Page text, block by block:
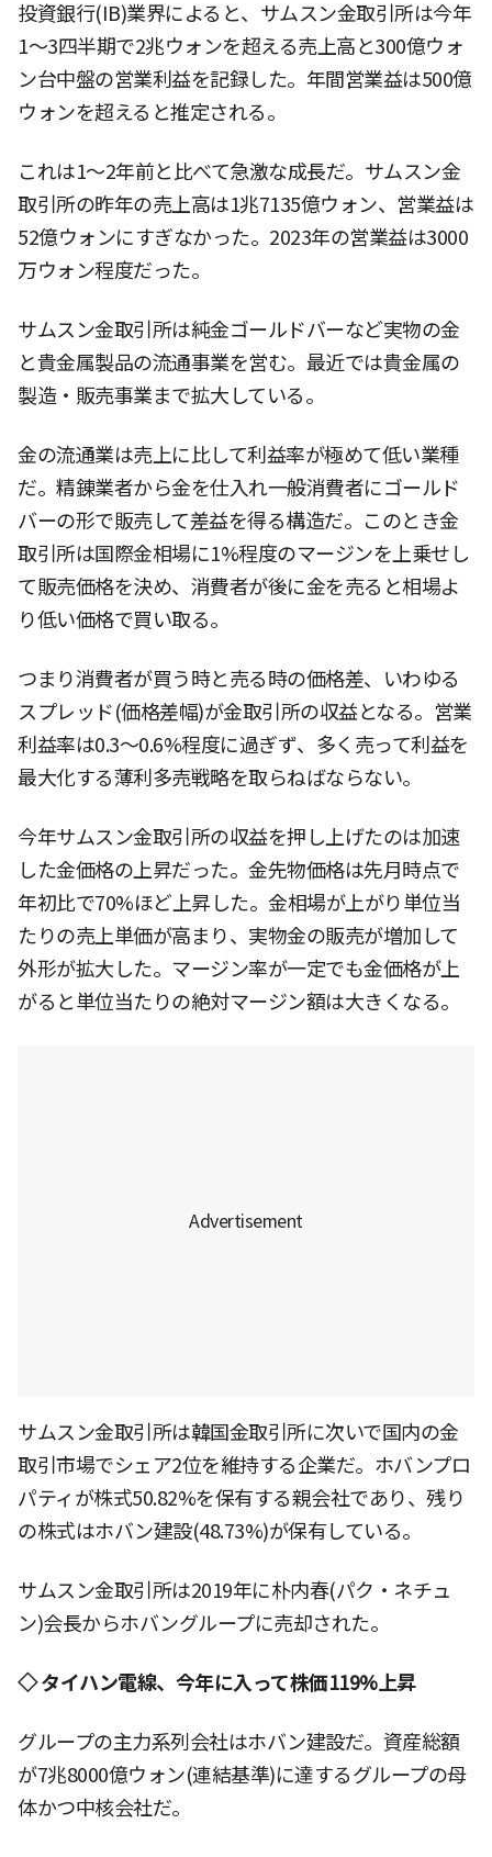
投資銀行(IB)業界によると、サムスン金取引所は今年
1〜3四半期で2兆ウォンを超える売上高と300億ウォ
ン台中盤の営業利益を記録した。年間営業益は500億
ウォンを超えると推定される。
これは1〜2年前と比べて急激な成長だ。サムスン金
取引所の昨年の売上高は1兆7135億ウォン、営業益は
52億ウォンにすぎなかった。2023年の営業益は3000
万ウォン程度だった。
サムスン金取引所は純金ゴールドバーなど実物の金
と貴金属製品の流通事業を営む。最近では貴金属の
製造・販売事業まで拡大している。
金の流通業は売上に比して利益率が極めて低い業種
だ。精錬業者から金を仕入れ一般消費者にゴールド
バーの形で販売して差益を得る構造だ。このとき金
取引所は国際金相場に1%程度のマージンを上乗せし
て販売価格を決め、消費者が後に金を売ると相場よ
り低い価格で買い取る。
つまり消費者が買う時と売る時の価格差、いわゆる
スプレッド(価格差幅)が金取引所の収益となる。営業
利益率は0.3〜0.6%程度に過ぎず、多く売って利益を
最大化する薄利多売戦略を取らねばならない。
今年サムスン金取引所の収益を押し上げたのは加速
した金価格の上昇だった。金先物価格は先月時点で
年初比で70%ほど上昇した。金相場が上がり単位当
たりの売上単価が高まり、実物金の販売が増加して
外形が拡大した。マージン率が一定でも金価格が上
がると単位当たりの絶対マージン額は大きくなる。
サムスン金取引所は韓国金取引所に次いで国内の金
取引市場でシェア2位を維持する企業だ。ホバンプロ
パティが株式50.82%を保有する親会社であり、残り
の株式はホバン建設(48.73%)が保有している。
サムスン金取引所は2019年に朴内春(パク・ネチュ
ン)会長からホバングループに売却された。
◇ タイハン電線、今年に入って株価119%上昇
グループの主力系列会社はホバン建設だ。資産総額
が7兆8000億ウォン(連結基準)に達するグループの母
体かつ中核会社だ。